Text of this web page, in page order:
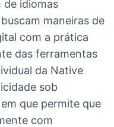
de idiomas
maneiras de
com a prática
das ferramentas
da Native
sob
que permite que
com